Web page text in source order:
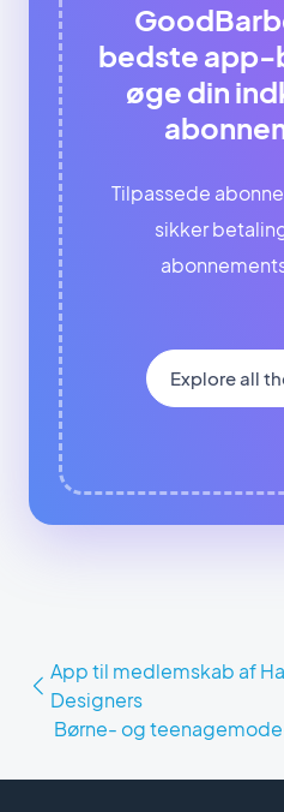
bedste app-
øge din
Tilpassede
sikker
Explore all
App til medlemskab af
Designers
Børne- og